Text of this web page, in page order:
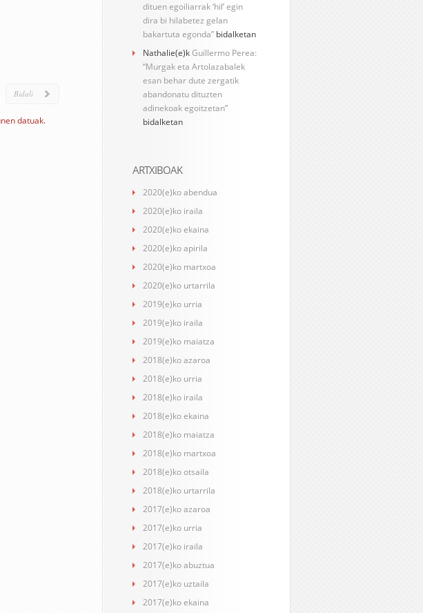
datuak.
dituen egoiliarrak ‘hil’ egin
dira bi hilabetez gelan
bakartuta egonda” bidalketan
Nathalie(e)kGuillermo Perea:
“Murgak eta Artolazabalek
esan behar dute zergatik
abandonatu dituzten
adinekoak egoitzetan”
bidalketan
ARTXIBOAK
2020(e)ko abendua
2020(e)ko iraila
2020(e)ko ekaina
2020(e)ko apirila
2020(e)ko martxoa
2020(e)ko urtarrila
2019(e)ko urria
2019(e)ko iraila
2019(e)ko maiatza
2018(e)ko azaroa
2018(e)ko urria
2018(e)ko iraila
2018(e)ko ekaina
2018(e)ko maiatza
2018(e)ko martxoa
2018(e)ko otsaila
2018(e)ko urtarrila
2017(e)ko azaroa
2017(e)ko urria
2017(e)ko iraila
2017(e)ko abuztua
2017(e)ko uztaila
2017(e)ko ekaina